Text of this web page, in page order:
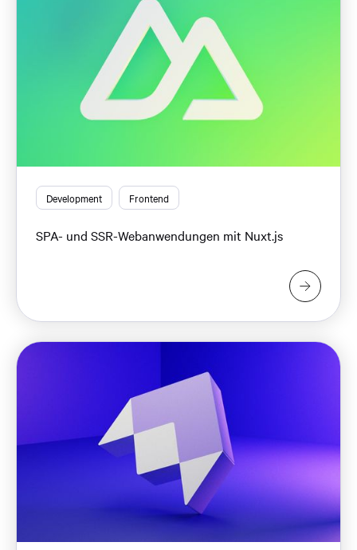
Development Frontend
SPA- und SSR-Webanwendungen mit Nuxt.js